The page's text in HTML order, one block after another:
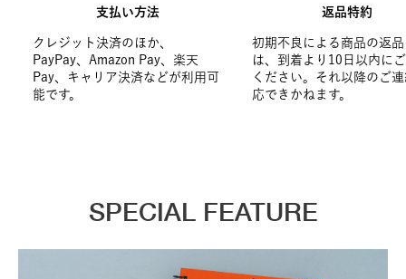
支払い方法
クレジット決済のほか、
PayPay、Amazon Pay、楽天
Pay、キャリア決済などが利用可
能です。
返品特約
初期不良による商品の返
は、到着より10日以内に
ください。それ以降のご
応できかねます。
SPECIAL FEATURE